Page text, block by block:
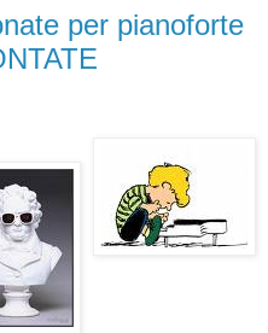
per pianoforte